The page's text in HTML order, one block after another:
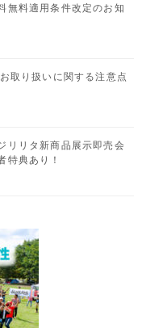
無料適用条件改定のお知
取り扱いに関する注意点
リリタ新商品展示即売会
特典あり！